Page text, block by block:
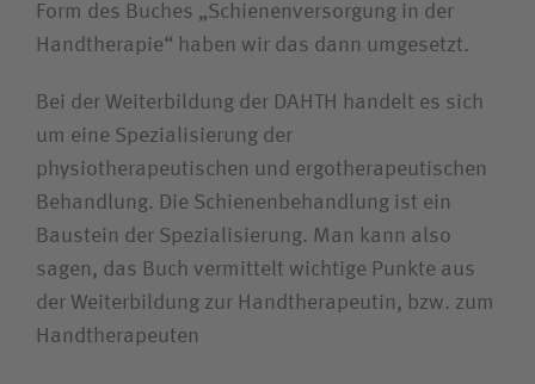
Form des Buches „Schienenversorgung in der
Handtherapie“ haben wir das dann umgesetzt.
Bei der Weiterbildung der DAHTH handelt es sich
um eine Spezialisierung der
physiotherapeutischen und ergotherapeutischen
Behandlung. Die Schienenbehandlung ist ein
Baustein der Spezialisierung. Man kann also
sagen, das Buch vermittelt wichtige Punkte aus
der Weiterbildung zur Handtherapeutin, bzw. zum
Handtherapeuten